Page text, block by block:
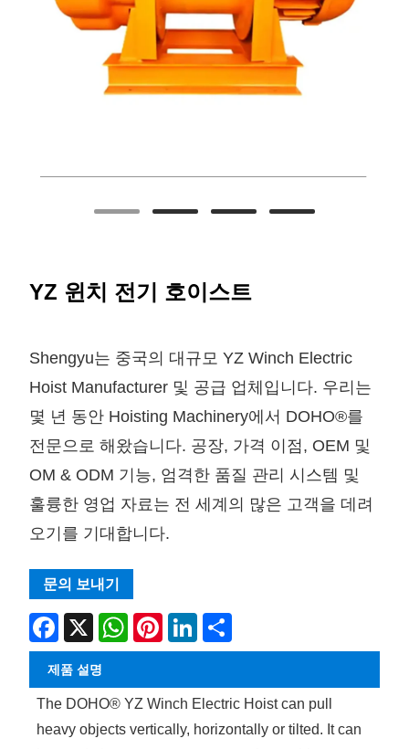
YZ 윈치 전기 호이스트
Shengyu는 중국의 대규모 YZ Winch Electric
Hoist Manufacturer 및 공급 업체입니다. 우리는
몇 년 동안 Hoisting Machinery에서 DOHO®를
전문으로 해왔습니다. 공장, 가격 이점, OEM 및
OM & ODM 기능, 엄격한 품질 관리 시스템 및
훌륭한 영업 자료는 전 세계의 많은 고객을 데려
오기를 기대합니다.
문의 보내기
Facebook
X WhatsAppPinterestLinkedIn
제품 설명
The DOHO® YZ Winch Electric Hoist can pull
heavy objects vertically, horizontally or tilted. It can